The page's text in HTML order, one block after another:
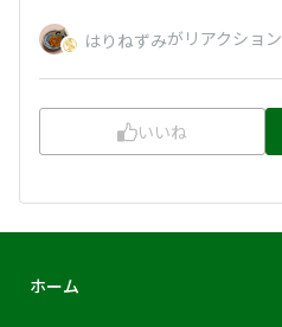
はりねずみがリアクション
いいね
ホーム